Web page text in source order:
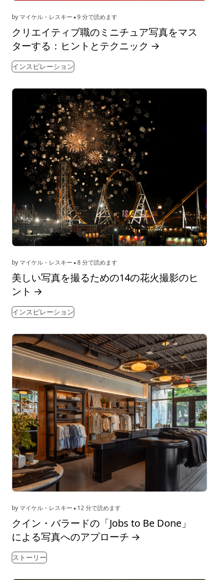
by マイケル・レスキー 9 分で読めます
クリエイティブ職のミニチュア写真をマス
ターする：ヒントとテクニック →
インスピレーション
by マイケル・レスキー 8 分で読めます
美しい写真を撮るための14の花火撮影のヒ
ント →
インスピレーション
by マイケル・レスキー 12 分で読めます
クイン・バラードの「Jobs to Be Done」
による写真へのアプローチ →
ストーリー